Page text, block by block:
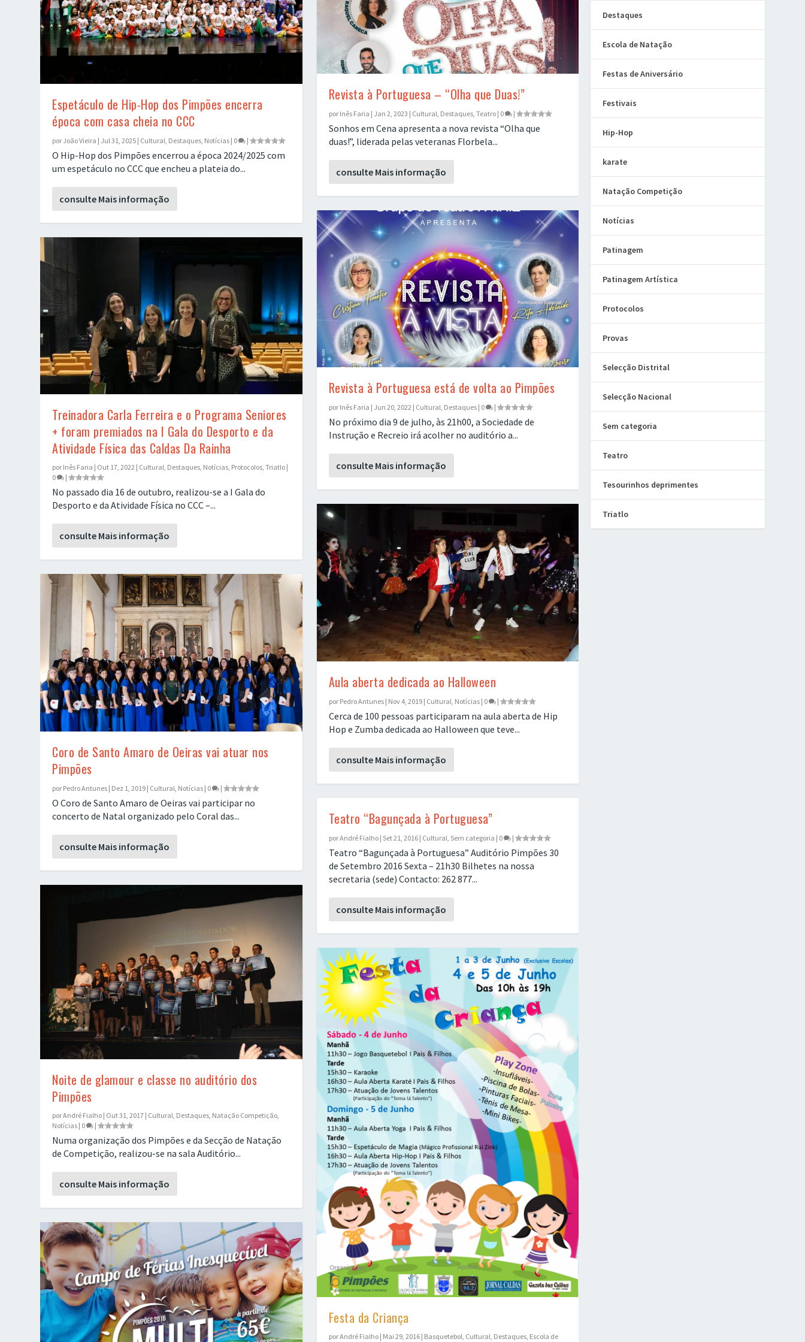
Espetáculo de Hip-Hop dos Pimpões encerra
época com casa cheia no CCC
por João Vieira | Jul 31, 2025 | Cultural Destaques Notícias | 0 |
O Hip-Hop dos Pimpões encerrou a época 2024/2025 com
um espetáculo no CCC que encheu a plateia do...
consulte Mais informação
Treinadora Carla Ferreira e o Programa Seniores
+ foram premiados na I Gala do Desporto e da
Atividade Física das Caldas Da Rainha
por Inês Faria | Out 17, 2022 | Cultural, Destaques, Notícias, Protocolos,Triatlo |
0
|
No passado dia 16 de outubro, realizou-se a I Gala do
Desporto e da Atividade Física no CCC –...
consulte Mais informação
Coro de Santo Amaro de Oeiras vai atuar nos
Pimpões
por Pedro Antunes | Dez 1, 2019 | Cultural Notícias | 0 |
O Coro de Santo Amaro de Oeiras vai participar no
concerto de Natal organizado pelo Coral das...
consulte Mais informação
Noite de glamour e classe no auditório dos
Pimpões
porAndré Fialho | Out 31, 2017 | Cultural, Destaques, Natação Competição,
Notícias | 0 |
Numa organização dos Pimpões e da Secção de Natação
de Competição, realizou-se na sala Auditório...
consulte Mais informação
Revista à Portuguesa – “Olha que Duas!”
por Inês Faria | Jan 2, 2023 | Cultural Destaques, Teatro| 0 |
Sonhos em Cena apresenta a nova revista “Olha que
duas!”, liderada pelas veteranas Florbela...
consulte Mais informação
Revista à Portuguesa está de volta ao Pimpões
por Inês Faria | Jun 20, 2022| Cultural, Destaques| 0 |
No próximo dia 9 de julho, às 21h00, a Sociedade de
Instrução e Recreio irá acolher no auditório a...
consulte Mais informação
Aula aberta dedicada ao Halloween
por Pedro Antunes| Nov 4, 2019| Cultural Notícias| 0 |
Cerca de 100 pessoas participaram na aula aberta de Hip
Hop e Zumba dedicada ao Halloween que teve...
consulte Mais informação
Teatro “Bagunçada à Portuguesa”
porAndré Fialho| Set 21, 2016| Cultural Sem categoria | 0 |
Teatro “Bagunçada à Portuguesa” Auditório Pimpões 30
de Setembro 2016 Sexta – 21h30 Bilhetes na nossa
secretaria (sede) Contacto: 262 877...
consulte Mais informação
Festa da Criança
porAndré Fialho| Mai 29, 2016| Basquetebol, Cultural, Destaques, Escola de
Destaques
Escola de Natação
Festas de Aniversário
Festivais
Hip-Hop
karate
Natação Competição
Notícias
Patinagem
Patinagem Artística
Protocolos
Provas
Selecção Distrital
Selecção Nacional
Sem categoria
Teatro
Tesourinhos deprimentes
Triatlo